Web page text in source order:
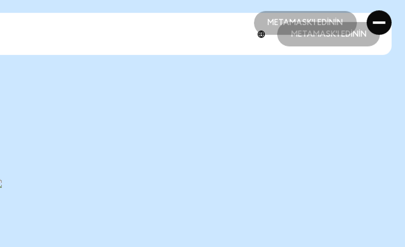
METAMASK'I EDİNİN
METAMASK'I EDİNİN
METAMASK'I EDİNİN